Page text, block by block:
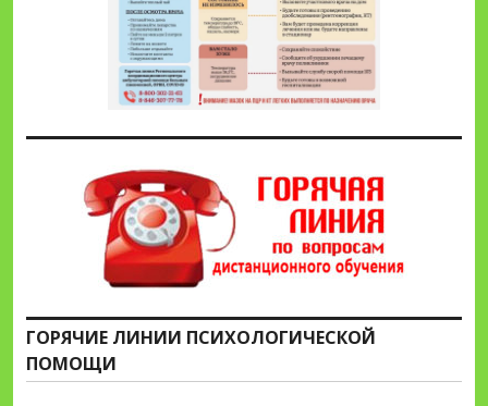
ГОРЯЧИЕ ЛИНИИ ПСИХОЛОГИЧЕСКОЙ
ПОМОЩИ